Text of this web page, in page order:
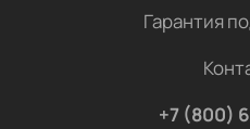
Гарантия
+7 (800)